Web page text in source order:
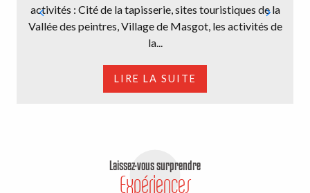
activités : Cité de la tapisserie, sites touristiques de la
Vallée des peintres, Village de Masgot, les activités de
la...
LIRE LA SUITE
Laissez-vous surprendre
Expériences